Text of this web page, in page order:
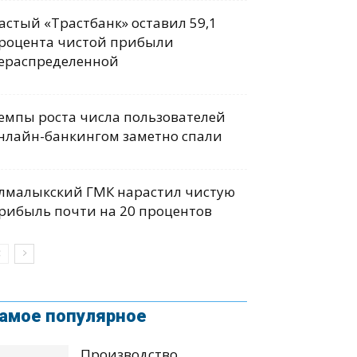
«Трастбанк» оставил 59,1
чистой прибыли
роста числа пользователей
банкингом заметно спали
ГМК нарастил чистую
почти на 20 процентов
популярное